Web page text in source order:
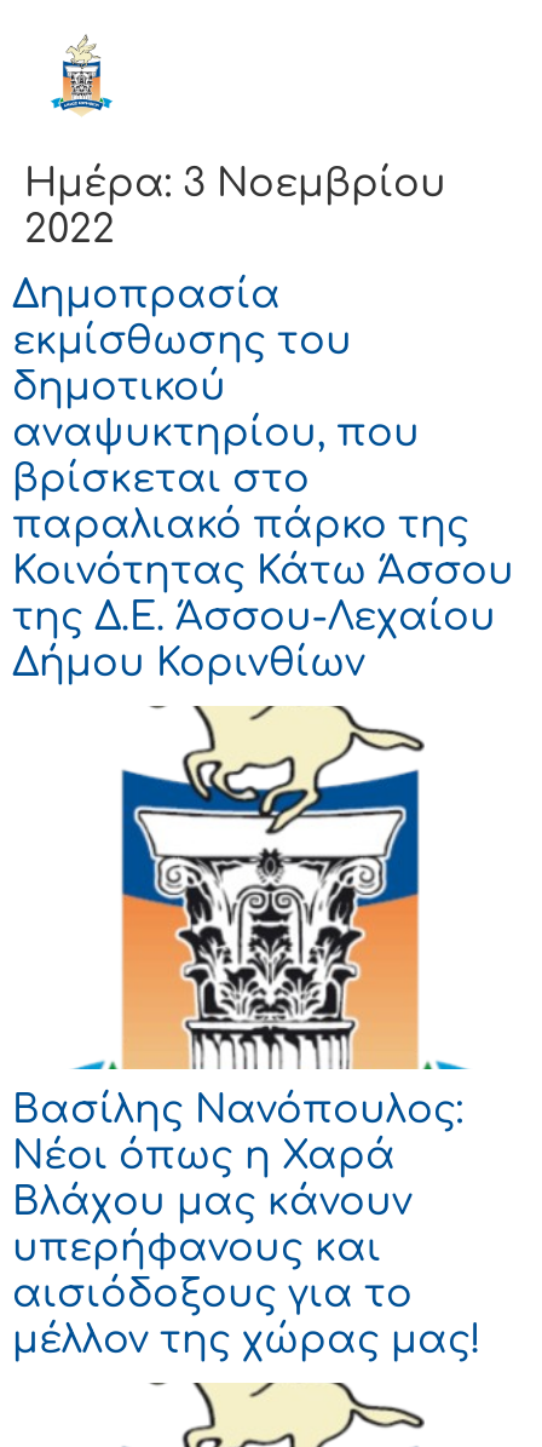
Ημέρα: 3 Νοεμβρίου
2022
Δημοπρασία
εκμίσθωσης του
δημοτικού
αναψυκτηρίου, που
βρίσκεται στο
παραλιακό πάρκο της
Κοινότητας Κάτω Άσσου
της Δ.Ε. Άσσου-Λεχαίου
Δήμου Κορινθίων
Βασίλης Νανόπουλος:
Νέοι όπως η Χαρά
Βλάχου μας κάνουν
υπερήφανους και
αισιόδοξους για το
μέλλον της χώρας μας!